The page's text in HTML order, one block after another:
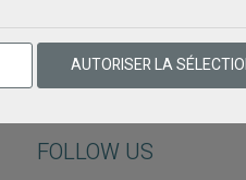
FOLLOW US
AUTORISER LA